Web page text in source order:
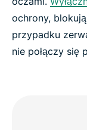
ochrony,
przypadku
nie połączy się